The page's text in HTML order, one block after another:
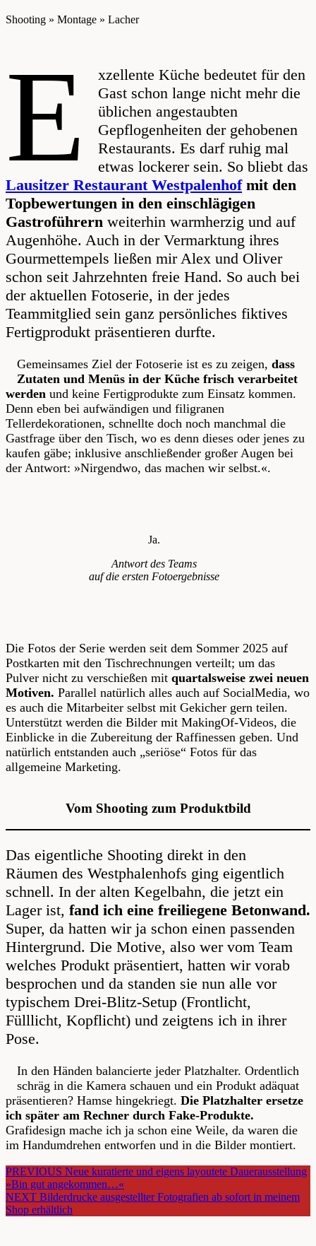
Shooting » Montage » Lacher
E
xzellente Küche bedeutet für den
Gast schon lange nicht mehr die
üblichen angestaubten
Gepflogenheiten der gehobenen
Restaurants. Es darf ruhig mal
etwas lockerer sein. So bliebt das
Lausitzer Restaurant Westpalenhofmit den
Topbewertungen in den einschlägigen
Gastroführern weiterhin warmherzig und auf
Augenhöhe. Auch in der Vermarktung ihres
Gourmettempels ließen mir Alex und Oliver
schon seit Jahrzehnten freie Hand. So auch bei
der aktuellen Fotoserie, in der jedes
Teammitglied sein ganz persönliches fiktives
Fertigprodukt präsentieren durfte.
Gemeinsames Ziel der Fotoserie ist es zu zeigen, dass
Zutaten und Menüs in der Küche frisch verarbeitet
werden und keine Fertigprodukte zum Einsatz kommen.
Denn eben bei aufwändigen und filigranen
Tellerdekorationen, schnellte doch noch manchmal die
Gastfrage über den Tisch, wo es denn dieses oder jenes zu
kaufen gäbe; inklusive anschließender großer Augen bei
der Antwort: »Nirgendwo, das machen wir selbst.«.
Ja.
Antwort des Teams
auf die ersten Fotoergebnisse
Die Fotos der Serie werden seit dem Sommer 2025 auf
Postkarten mit den Tischrechnungen verteilt; um das
Pulver nicht zu verschießen mit quartalsweise zwei neuen
Motiven. Parallel natürlich alles auch auf SocialMedia, wo
es auch die Mitarbeiter selbst mit Gekicher gern teilen.
Unterstützt werden die Bilder mit MakingOf-Videos, die
Einblicke in die Zubereitung der Raffinessen geben. Und
natürlich entstanden auch „seriöse“ Fotos für das
allgemeine Marketing.
Vom Shooting zum Produktbild
Das eigentliche Shooting direkt in den
Räumen des Westphalenhofs ging eigentlich
schnell. In der alten Kegelbahn, die jetzt ein
Lager ist, fand ich eine freiliegene Betonwand.
Super, da hatten wir ja schon einen passenden
Hintergrund. Die Motive, also wer vom Team
welches Produkt präsentiert, hatten wir vorab
besprochen und da standen sie nun alle vor
typischem Drei-Blitz-Setup (Frontlicht,
Fülllicht, Kopflicht) und zeigtens ich in ihrer
Pose.
In den Händen balancierte jeder Platzhalter. Ordentlich
schräg in die Kamera schauen und ein Produkt adäquat
präsentieren? Hamse hingekriegt. Die Platzhalter ersetze
ich später am Rechner durch Fake-Produkte.
Grafidesign mache ich ja schon eine Weile, da waren die
im Handumdrehen entworfen und in die Bilder montiert.
PREVIOUS POST
Neue kuratierte und eigens layoutete Dauerausstellung
»Bin gut angekommen…«
NEXT POST
Bilderdrucke ausgestellter Fotografien ab sofort in meinem
Shop erhältlich